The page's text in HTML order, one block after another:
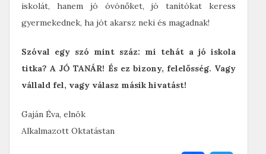
iskolát, hanem jó óvónőket, jó tanítókat keress
gyermekednek, ha jót akarsz neki és magadnak!
Szóval egy szó mint száz: mi tehát a jó iskola
titka? A JÓ TANÁR! És ez bizony, felelősség. Vagy
vállald fel, vagy válasz másik hivatást!
Gaján Éva, elnök
Alkalmazott Oktatástan